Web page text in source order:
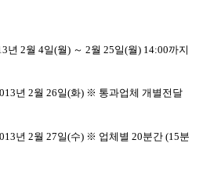
년 2월 4일(월) ～ 2월 25일(월) 14:00까지
년 2월 26일(화) ※ 통과업체 개별전달
년 2월 27일(수) ※ 업체별 20분간 (15분